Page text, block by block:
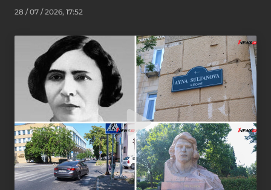
28 / 07 / 2026, 17:52